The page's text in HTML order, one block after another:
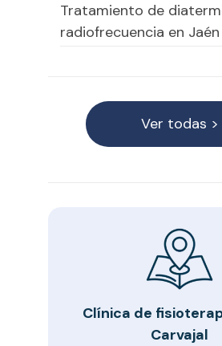
Tratamiento de
radiofrecuencia en Jaén
Ver todas >
Clínica de
Carvajal